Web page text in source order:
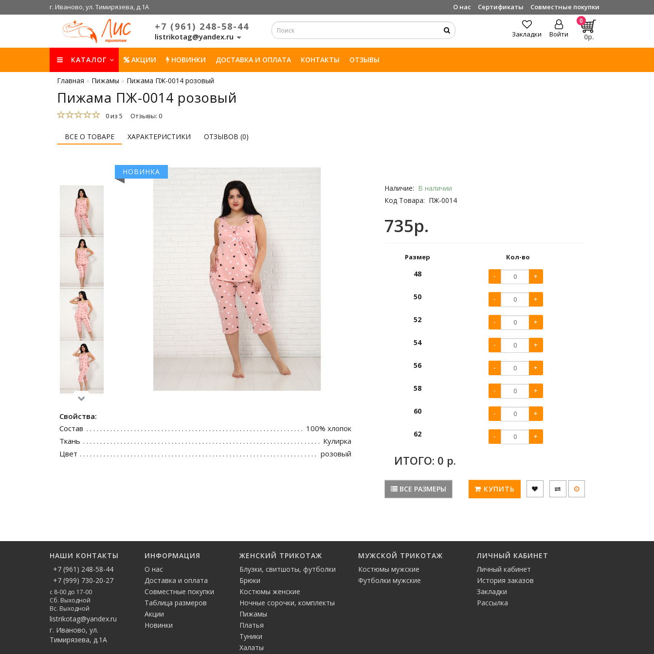
г. Иваново, ул. Тимирязева, д.1А О нас Сертификаты Совместные покупки
0
0р.
+7 (961) 248-58-44
listrikotag@yandex.ru Войти
Закладки
КАТАЛОГ АКЦИИ НОВИНКИ ДОСТАВКА И ОПЛАТА КОНТАКТЫ ОТЗЫВЫ
Главная Пижамы Пижама ПЖ-0014 розовый
Пижама ПЖ-0014 розовый
0 из 5 Отзывы: 0
ВСЕ О ТОВАРЕ ХАРАКТЕРИСТИКИ ОТЗЫВОВ (0)
НОВИНКА
Свойства:
Состав
100% хлопок
Ткань
Кулирка
Цвет
розовый
Наличие: В наличии
Код Товара: ПЖ-0014
735р.
Размер Кол-во
48 - +
50 - +
52 - +
54 - +
56 - +
58 - +
60 - +
62 - +
ИТОГО: 0 р.
ВСЕ РАЗМЕРЫ КУПИТЬ
НАШИ КОНТАКТЫ
+7 (961) 248-58-44
+7 (999) 730-20-27
с 8-00 до 17-00
Сб. Выходной
Вс. Выходной
listrikotag@yandex.ru
г. Иваново, ул.
Тимирязева, д.1А
ИНФОРМАЦИЯ
О нас
Доставка и оплата
Совместные покупки
Таблица размеров
Акции
Новинки
ЖЕНСКИЙ ТРИКОТАЖ
Блузки, свитшоты, футболки
Брюки
Костюмы женские
Ночные сорочки, комплекты
Пижамы
Платья
Туники
Халаты
МУЖСКОЙ ТРИКОТАЖ
Костюмы мужские
Футболки мужские
ЛИЧНЫЙ КАБИНЕТ
Личный кабинет
История заказов
Закладки
Рассылка